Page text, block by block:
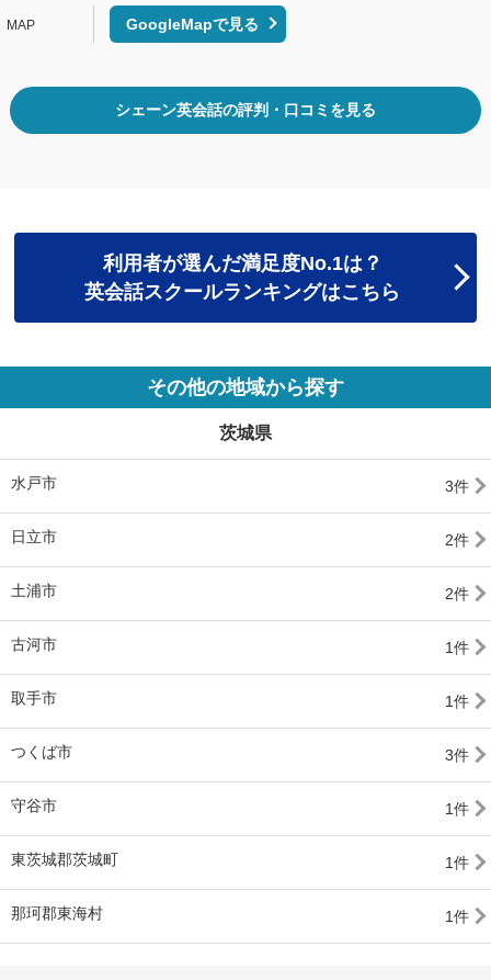
GoogleMapで見る
シェーン英会話の評判・口コミを見る
利用者が選んだ満足度No.1は？
英会話スクールランキングはこちら
その他の地域から探す
茨城県
水戸市 3件
日立市 2件
土浦市 2件
古河市 1件
取手市 1件
つくば市 3件
守谷市 1件
東茨城郡茨城町 1件
那珂郡東海村 1件